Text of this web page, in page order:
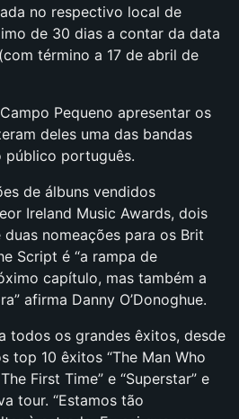
no respectivo local de
de 30 dias a contar da data
término a 17 de abril de
Pequeno apresentar os
deles uma das bandas
público português.
de álbuns vendidos
Ireland Music Awards, dois
nomeações para os Brit
Script é “a rampa de
capítulo, mas também a
afirma Danny O’Donoghue.
todos os grandes êxitos, desde
top 10 êxitos “The Man Who
First Time” e “Superstar” e
tour. “Estamos tão